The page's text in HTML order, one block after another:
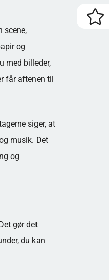
scene,
og
med billeder,
får aftenen til
siger, at
musik. Det
og
gør det
du kan